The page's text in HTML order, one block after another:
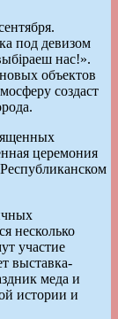
под девизом
нас!».
объектов
создаст
церемония
несколько
участие
выставка-
меда и
истории и